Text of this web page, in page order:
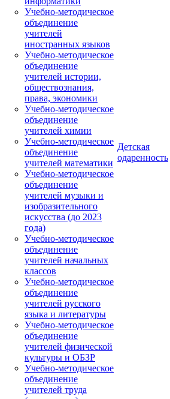
Учебно-методическое
объединение
учителей
иностранных языков
Учебно-методическое
объединение
учителей истории,
обществознания,
права, экономики
Учебно-методическое
объединение
учителей химии
Учебно-методическое
объединение
учителей математики
Учебно-методическое
объединение
учителей музыки и
изобразительного
искусства (до 2023
года)
Учебно-методическое
объединение
учителей начальных
классов
Учебно-методическое
объединение
учителей русского
языка и литературы
Учебно-методическое
объединение
учителей физической
культуры и ОБЗР
Учебно-методическое
объединение
учителей труда
Детская
одаренность